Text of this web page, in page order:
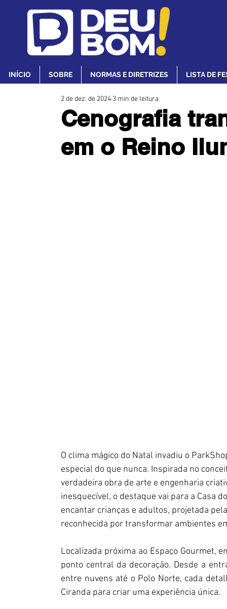
INÍCIO SOBRE NORMAS E DIRETRIZES LISTA DE
Cenografia
em o Reino
2 de dez. de 2024 3 min de leitura
O clima mágico do Natal invadiu o
especial do que nunca. Inspirada no
verdadeira obra de arte e engenharia
inesquecível, o destaque vai para a Casa
encantar crianças e adultos, projetada
reconhecida por transformar ambientes
Localizada próxima ao Espaço Gourmet,
ponto central da decoração. Desde a
entre nuvens até o Polo Norte, cada
Ciranda para criar uma experiência única.